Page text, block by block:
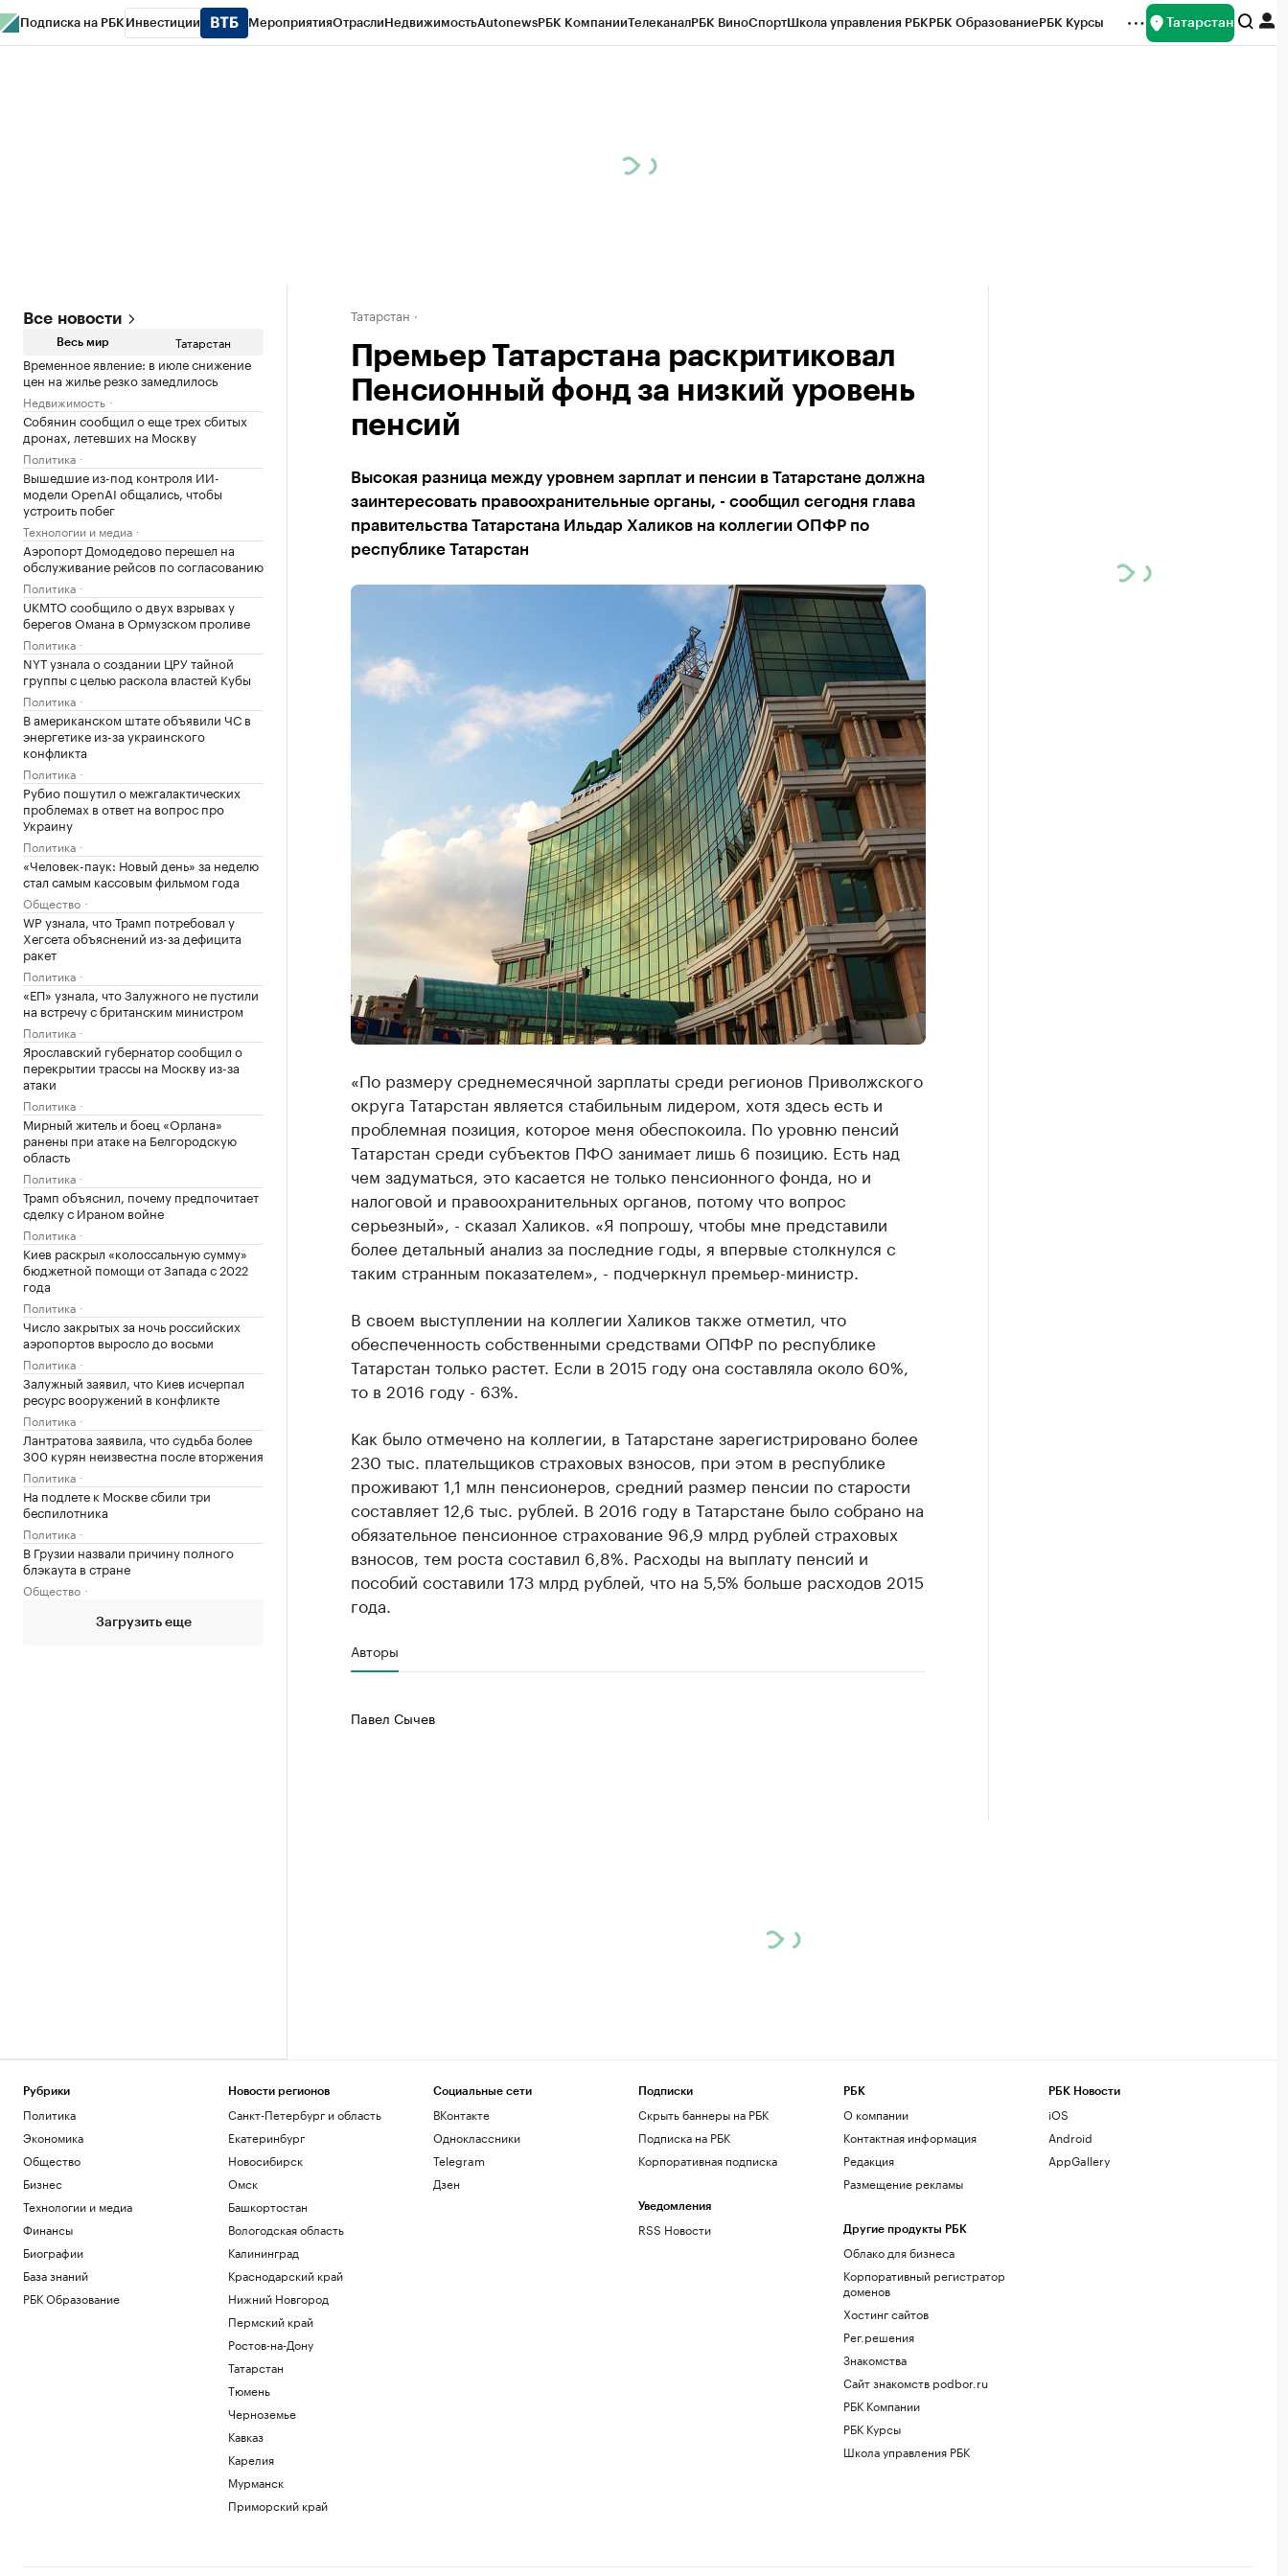
Подписка на РБК Инвестиции МероприятияОтраслиНедвижимостьAutonewsРБК КомпанииТелеканалРБК ВиноСпортШкола управления РБКРБК ОбразованиеРБК Курсы Татарстан
Все новости
Весь мир Татарстан
Временное явление: в июле снижение
цен на жилье резко замедлилось
Недвижимость
Собянин сообщил о еще трех сбитых
дронах, летевших на Москву
Политика
Вышедшие из-под контроля ИИ-
модели OpenAI общались, чтобы
устроить побег
Технологии и медиа
Аэропорт Домодедово перешел на
обслуживание рейсов по согласованию
Политика
UKMTO сообщило о двух взрывах у
берегов Омана в Ормузском проливе
Политика
NYT узнала о создании ЦРУ тайной
группы с целью раскола властей Кубы
Политика
В американском штате объявили ЧС в
энергетике из-за украинского
конфликта
Политика
Рубио пошутил о межгалактических
проблемах в ответ на вопрос про
Украину
Политика
«Человек-паук: Новый день» за неделю
стал самым кассовым фильмом года
Общество
WP узнала, что Трамп потребовал у
Хегсета объяснений из-за дефицита
ракет
Политика
«ЕП» узнала, что Залужного не пустили
на встречу с британским министром
Политика
Ярославский губернатор сообщил о
перекрытии трассы на Москву из-за
атаки
Политика
Мирный житель и боец «Орлана»
ранены при атаке на Белгородскую
область
Политика
Трамп объяснил, почему предпочитает
сделку с Ираном войне
Политика
Киев раскрыл «колоссальную сумму»
бюджетной помощи от Запада с 2022
года
Политика
Число закрытых за ночь российских
аэропортов выросло до восьми
Политика
Залужный заявил, что Киев исчерпал
ресурс вооружений в конфликте
Политика
Лантратова заявила, что судьба более
300 курян неизвестна после вторжения
Политика
На подлете к Москве сбили три
беспилотника
Политика
В Грузии назвали причину полного
блэкаута в стране
Общество
Загрузить еще
Татарстан
Премьер Татарстана раскритиковал
Пенсионный фонд за низкий уровень
пенсий
Высокая разница между уровнем зарплат и пенсии в Татарстане должна
заинтересовать правоохранительные органы, - сообщил сегодня глава
правительства Татарстана Ильдар Халиков на коллегии ОПФР по
республике Татарстан
«По размеру среднемесячной зарплаты среди регионов Приволжского
округа Татарстан является стабильным лидером, хотя здесь есть и
проблемная позиция, которое меня обеспокоила. По уровню пенсий
Татарстан среди субъектов ПФО занимает лишь 6 позицию. Есть над
чем задуматься, это касается не только пенсионного фонда, но и
налоговой и правоохранительных органов, потому что вопрос
серьезный», - сказал Халиков. «Я попрошу, чтобы мне представили
более детальный анализ за последние годы, я впервые столкнулся с
таким странным показателем», - подчеркнул премьер-министр.
В своем выступлении на коллегии Халиков также отметил, что
обеспеченность собственными средствами ОПФР по республике
Татарстан только растет. Если в 2015 году она составляла около 60%,
то в 2016 году - 63%.
Как было отмечено на коллегии, в Татарстане зарегистрировано более
230 тыс. плательщиков страховых взносов, при этом в республике
проживают 1,1 млн пенсионеров, средний размер пенсии по старости
составляет 12,6 тыс. рублей. В 2016 году в Татарстане было собрано на
обязательное пенсионное страхование 96,9 млрд рублей страховых
взносов, тем роста составил 6,8%. Расходы на выплату пенсий и
пособий составили 173 млрд рублей, что на 5,5% больше расходов 2015
года.
Авторы
Павел Сычев
Рубрики
Политика
Экономика
Общество
Бизнес
Технологии и медиа
Финансы
Биографии
База знаний
РБК Образование
Новости регионов
Санкт-Петербург и область
Екатеринбург
Новосибирск
Омск
Башкортостан
Вологодская область
Калининград
Краснодарский край
Нижний Новгород
Пермский край
Ростов-на-Дону
Татарстан
Тюмень
Черноземье
Кавказ
Карелия
Мурманск
Приморский край
Социальные сети
ВКонтакте
Одноклассники
Telegram
Дзен
Подписки
Скрыть баннеры на РБК
Подписка на РБК
Корпоративная подписка
Уведомления
RSS Новости
РБК
О компании
Контактная информация
Редакция
Размещение рекламы
Другие продукты РБК
Облако для бизнеса
Корпоративный регистратор
доменов
Хостинг сайтов
Рег.решения
Знакомства
Сайт знакомств podbor.ru
РБК Компании
РБК Курсы
Школа управления РБК
РБК Новости
iOS
Android
AppGallery